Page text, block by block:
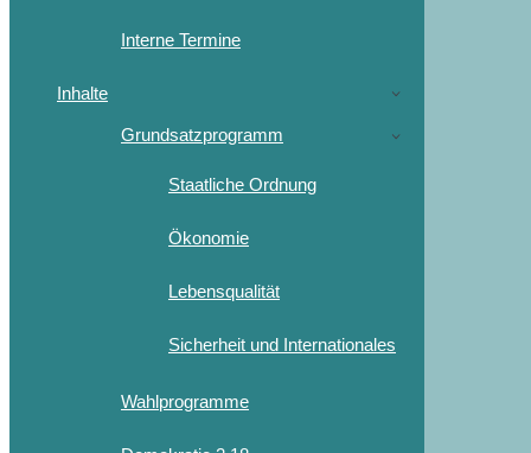
Interne Termine
Inhalte
Grundsatzprogramm
Staatliche Ordnung
Ökonomie
Lebensqualität
Sicherheit und Internationales
Wahlprogramme